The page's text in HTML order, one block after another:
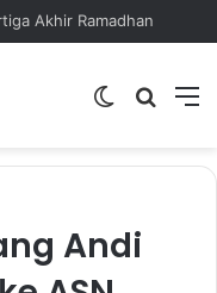
Switch
Andi